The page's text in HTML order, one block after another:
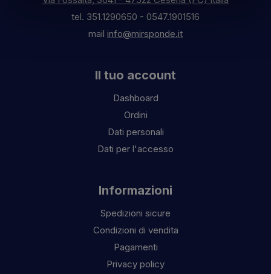
tel. 351.1290650 - 0547.1901516
mail info@mirsponde.it
Il tuo account
Dashboard
Ordini
Dati personali
Dati per l'accesso
Informazioni
Spedizioni sicure
Condizioni di vendita
Pagamenti
Privacy policy